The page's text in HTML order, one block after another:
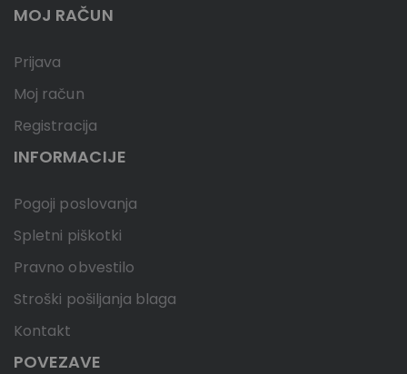
MOJ RAČUN
Prijava
Moj račun
Registracija
INFORMACIJE
Pogoji poslovanja
Spletni piškotki
Pravno obvestilo
Stroški pošiljanja blaga
Kontakt
POVEZAVE